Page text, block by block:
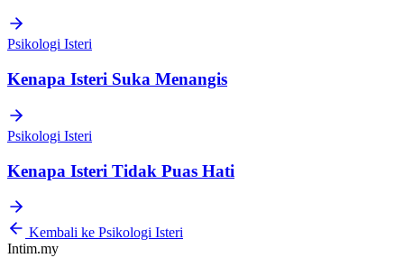
Psikologi Isteri
Kenapa Isteri Suka Menangis
Psikologi Isteri
Kenapa Isteri Tidak Puas Hati
Kembali ke Psikologi Isteri
Intim.my